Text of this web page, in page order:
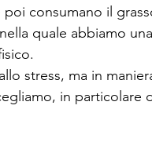
consumano il
quale abbiamo
stress, ma in
in particolare